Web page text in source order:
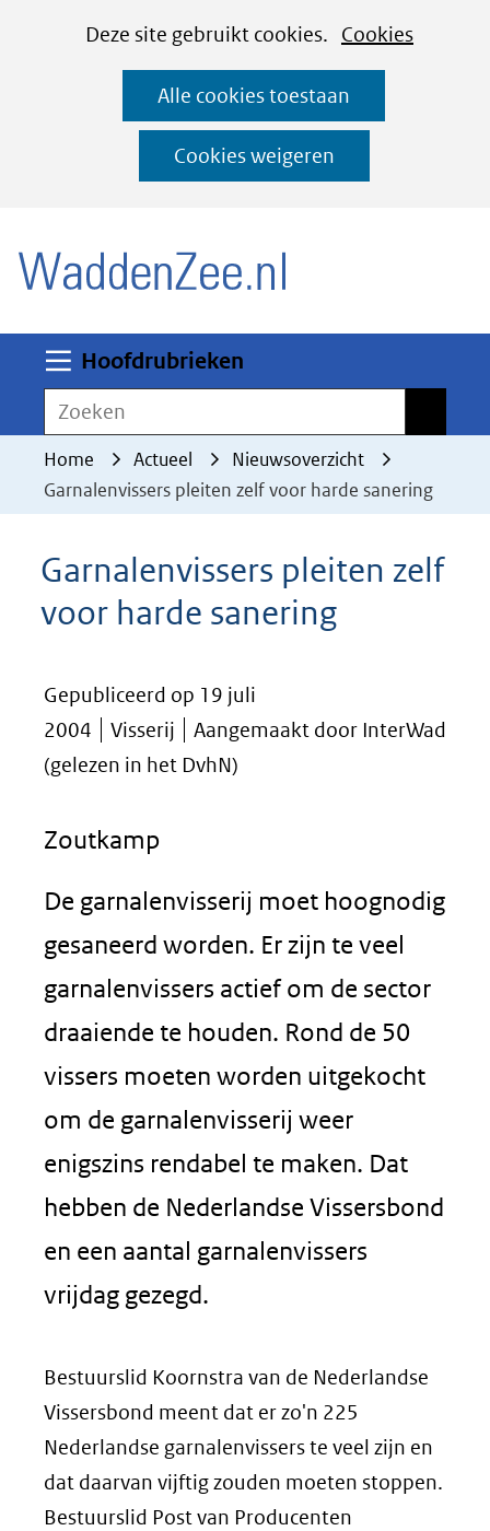
CookiesDeze site gebruikt cookies. Cookies
deze
worden
toegestaan
geweigerd.
Alle cookies toestaan
Cookies weigeren
Ga
naar
de
inhoud
Hoofdrubrieken
Zoeken
Home Actueel
Nieuwsoverzicht
Garnalenvissers pleiten zelf voor harde sanering
Garnalenvissers pleiten zelf
voor harde sanering
Gepubliceerd op 19 juli
2004
Visserij
Aangemaakt door InterWad
(gelezen in het DvhN)
Zoutkamp
De garnalenvisserij moet hoognodig
gesaneerd worden. Er zijn te veel
garnalenvissers actief om de sector
draaiende te houden. Rond de 50
vissers moeten worden uitgekocht
om de garnalenvisserij weer
enigszins rendabel te maken. Dat
hebben de Nederlandse Vissersbond
en een aantal garnalenvissers
vrijdag gezegd.
Bestuurslid Koornstra van de Nederlandse
Vissersbond meent dat er zo'n 225
Nederlandse garnalenvissers te veel zijn en
dat daarvan vijftig zouden moeten stoppen.
Bestuurslid Post van Producenten